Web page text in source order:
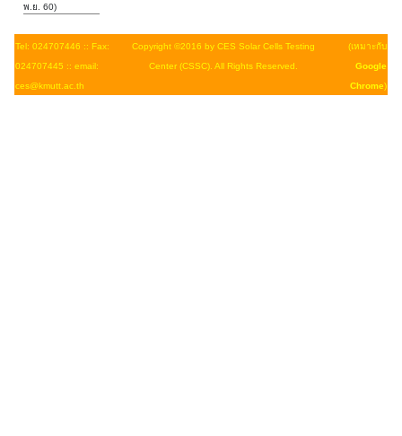
พ.ย. 60)
Tel: 024707446 :: Fax:
024707445 :: email:
ces@kmutt.ac.th
Copyright ©2016 by CES Solar Cells Testing
Center (CSSC). All Rights Reserved.
(เหมาะกับ
Google
Chrome)